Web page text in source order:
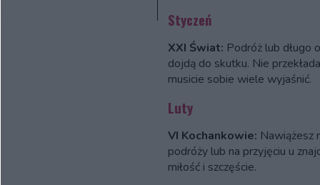
Styczeń
XXI Świat: Podróż lub długo
dojdą do skutku. Nie
musicie sobie wiele wyjaśnić.
Luty
VI Kochankowie: Nawiążesz
podróży lub na przyjęciu u
miłość i szczęście.